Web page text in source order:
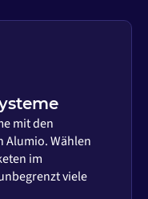
mit den
Alumio. Wählen
im
viele